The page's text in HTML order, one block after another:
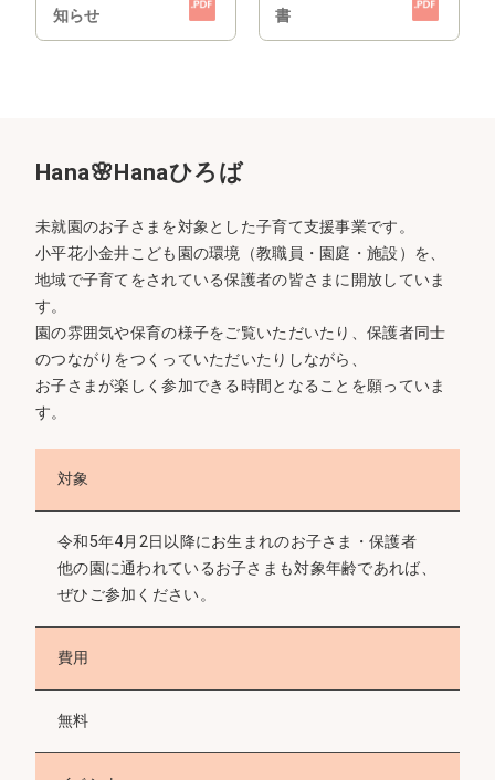
知らせ
書
Hana🌸Hanaひろば
未就園のお子さまを対象とした子育て支援事業です。
小平花小金井こども園の環境（教職員・園庭・施設）を、
地域で子育てをされている保護者の皆さまに開放していま
す。
園の雰囲気や保育の様子をご覧いただいたり、保護者同士
のつながりをつくっていただいたりしながら、
お子さまが楽しく参加できる時間となることを願っていま
す。
対象
令和5年4月2日以降にお生まれのお子さま・保護者
他の園に通われているお子さまも対象年齢であれば、
ぜひご参加ください。
費用
無料